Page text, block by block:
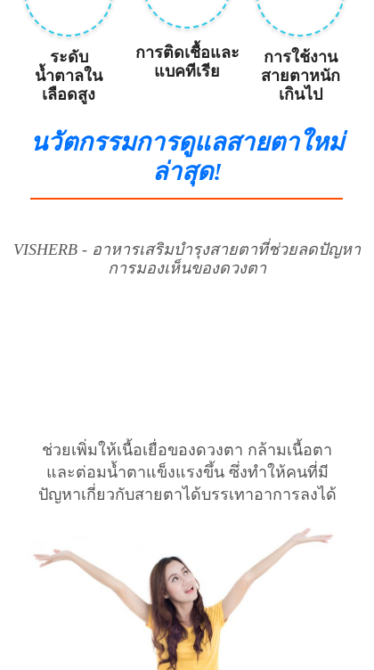
การใช้งาน
สายตาหนัก
เกินไป
การติดเชื้อและ
แบคทีเรีย
ระดับ
น้ำตาลใน
เลือดสูง
นวัตกรรมการดูแลสายตาใหม่
ล่าสุด!
ช่วยเพิ่มให้เนื้อเยื่อของดวงตา กล้ามเนื้อตา
และต่อมน้ำตาแข็งแรงขึ้น ซึ่งทำให้คนที่มี
ปัญหาเกี่ยวกับสายตาได้บรรเทาอาการลงได้
VISHERB - อาหารเสริมบำรุงสายตาที่ช่วยลดปัญหา
การมองเห็นของดวงตา